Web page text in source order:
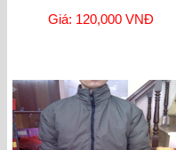
Giá: 120,000 VNĐ